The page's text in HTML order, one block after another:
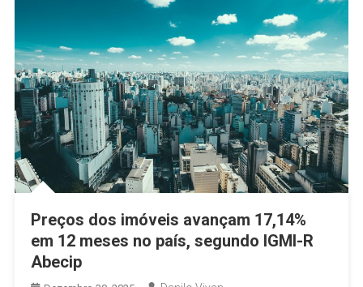
Preços dos imóveis avançam 17,14%
em 12 meses no país, segundo IGMI-R
Abecip